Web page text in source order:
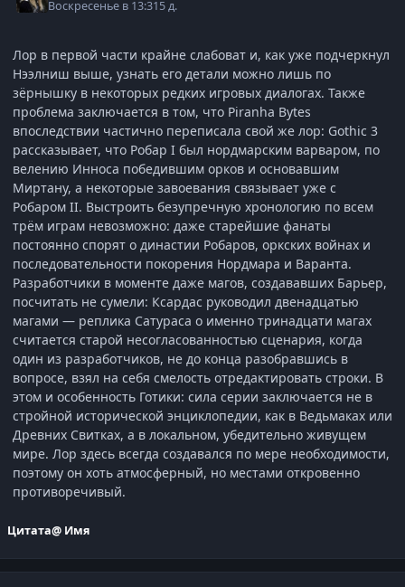
Воскресенье в 13:315 д.
Лор в первой части крайне слабоват и, как уже подчеркнул
Нээлниш выше, узнать его детали можно лишь по
зёрнышку в некоторых редких игровых диалогах. Также
проблема заключается в том, что Piranha Bytes
впоследствии частично переписала свой же лор: Gothic 3
рассказывает, что Робар I был нордмарским варваром, по
велению Инноса победившим орков и основавшим
Миртану, а некоторые завоевания связывает уже с
Робаром II. Выстроить безупречную хронологию по всем
трём играм невозможно: даже старейшие фанаты
постоянно спорят о династии Робаров, оркских войнах и
последовательности покорения Нордмара и Варанта.
Разработчики в моменте даже магов, создававших Барьер,
посчитать не сумели: Ксардас руководил двенадцатью
магами — реплика Сатураса о именно тринадцати магах
считается старой несогласованностью сценария, когда
один из разработчиков, не до конца разобравшись в
вопросе, взял на себя смелость отредактировать строки. В
этом и особенность Готики: сила серии заключается не в
стройной исторической энциклопедии, как в Ведьмаках или
Древних Свитках, а в локальном, убедительно живущем
мире. Лор здесь всегда создавался по мере необходимости,
поэтому он хоть атмосферный, но местами откровенно
противоречивый.
Цитата@ Имя